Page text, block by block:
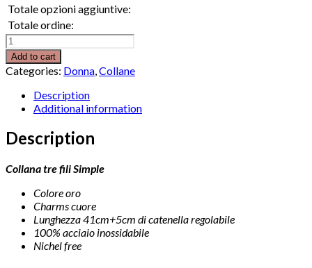
Totale opzioni aggiuntive:
Totale ordine:
Collana
tre
fili
Simple
quantity
Add to cart
Categories: Donna Collane
Description
Additional information
Description
Collana tre fili Simple
Colore oro
Charms cuore
Lunghezza 41cm+5cm di catenella regolabile
100% acciaio inossidabile
Nichel free